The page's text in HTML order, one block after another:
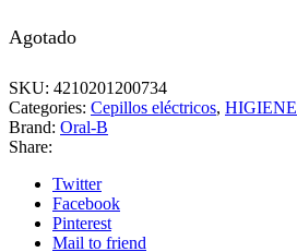
Agotado
SKU: 4210201200734
Categories: Cepillos eléctricos, HIGIENE
Brand: Oral-B
Share:
Twitter
Facebook
Pinterest
Mail to friend